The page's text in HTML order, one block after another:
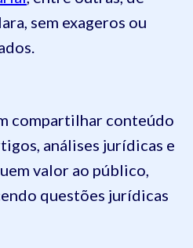
sem exageros ou
compartilhar conteúdo
análises jurídicas e
valor ao público,
questões jurídicas